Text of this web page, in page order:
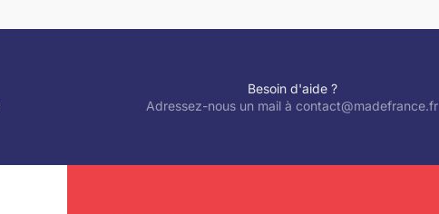
Besoin d'aide ?
Adressez-nous un mail à contact@madefrance.fr